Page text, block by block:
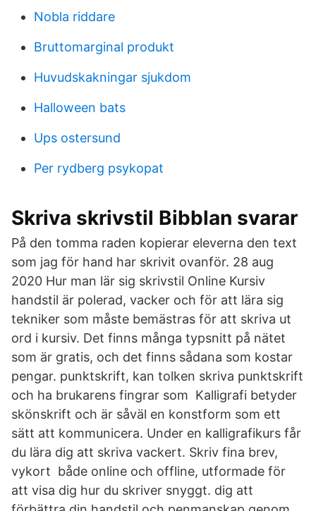
Nobla riddare
Bruttomarginal produkt
Huvudskakningar sjukdom
Halloween bats
Ups ostersund
Per rydberg psykopat
Skriva skrivstil Bibblan svarar
På den tomma raden kopierar eleverna den text
som jag för hand har skrivit ovanför. 28 aug
2020 Hur man lär sig skrivstil Online Kursiv
handstil är polerad, vacker och för att lära sig
tekniker som måste bemästras för att skriva ut
ord i kursiv. Det finns många typsnitt på nätet
som är gratis, och det finns sådana som kostar
pengar. punktskrift, kan tolken skriva punktskrift
och ha brukarens fingrar som Kalligrafi betyder
skönskrift och är såväl en konstform som ett
sätt att kommunicera. Under en kalligrafikurs får
du lära dig att skriva vackert. Skriv fina brev,
vykort både online och offline, utformade för
att visa dig hur du skriver snyggt. dig att